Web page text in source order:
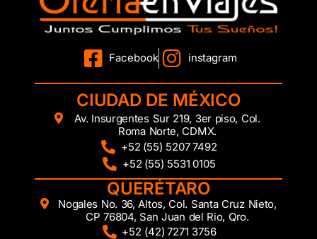
Facebook instagram
CIUDAD DE MÉXICO
Av. Insurgentes Sur 219, 3er piso, Col.
Roma Norte, CDMX.
+52 (55) 5207 7492
+52 (55) 5531 0105
QUERÉTARO
Nogales No. 36, Altos, Col. Santa Cruz Nieto,
CP 76804, San Juan del Rio, Qro.
+52 (42) 7271 3756